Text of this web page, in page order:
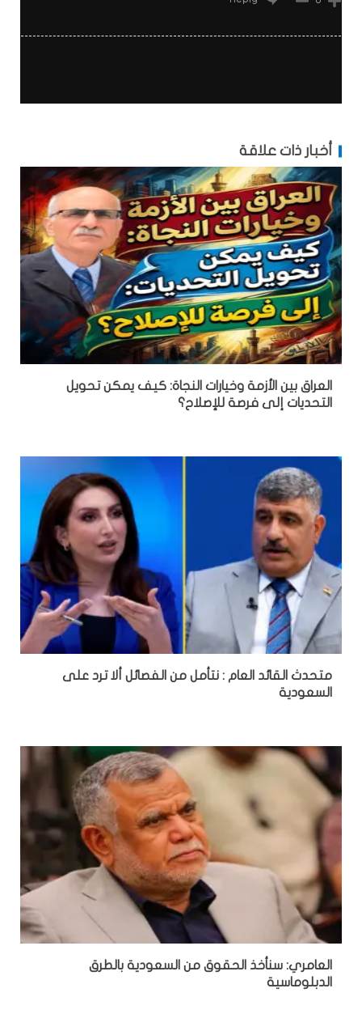
أخبار ذات علاقة
العراق بين الأزمة وخيارات النجاة: كيف يمكن تحويل
التحديات إلى فرصة للإصلاح؟
متحدث القائد العام : نتأمل من الفصائل ألا ترد على
السعودية
العامري: سنأخذ الحقوق من السعودية بالطرق
الدبلوماسية